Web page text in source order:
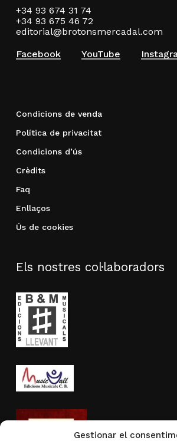
Gestionar el
+34 93 674 31 74
+34 93 675 46 72
editorial@brotonsmercadal.com
Facebook
YouTube
Condicions de venda
Política de privacitat
Condicions d’ús
Crèdits
Faq
Enllaços
Ús de cookies
Els nostres col·laboradors